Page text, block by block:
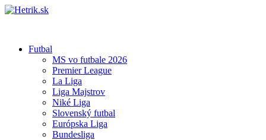
Futbal
MS vo futbale 2026
Premier League
La Liga
Liga Majstrov
Niké Liga
Slovenský futbal
Európska Liga
Bundesliga